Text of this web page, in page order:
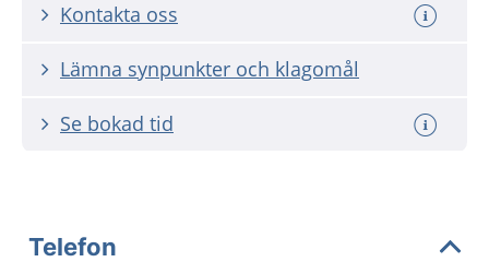
Kontakta oss
Lämna synpunkter och klagomål
Se bokad tid
Telefon